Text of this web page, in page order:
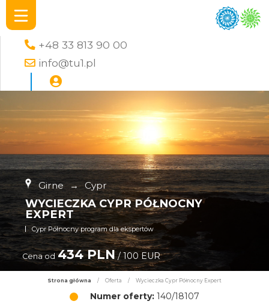
+48 33 813 90 00
info@tu1.pl
Girne → Cypr
WYCIECZKA CYPR PÓŁNOCNY
EXPERT
Cypr Północny program dla ekspertów
Cena od 434 PLN/ 100 EUR
Strona główna / Oferta / Wycieczka Cypr Północny Expert
Numer oferty: 140/18107